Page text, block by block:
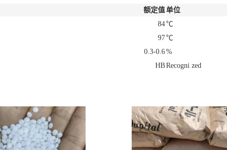
额定值单位
84℃
97℃
0.3-0.6%
HBRecogni zed